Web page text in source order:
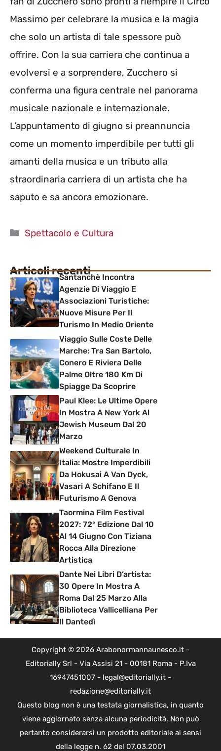
Massimo per celebrare la musica e la magia
che solo un artista di tale spessore può
offrire. Con la sua carriera che continua a
evolversi e a sorprendere, Zucchero si
conferma una figura centrale nel panorama
musicale nazionale e internazionale.
L’appuntamento di giugno si preannuncia
come un momento imperdibile per tutti gli
amanti della musica e un tributo alla
straordinaria carriera di un artista che ha
saputo e sa ancora emozionare.
Categorie
Spettacolo e Cultura
Articoli recentiSantanchè Incontra
Agenzie Di Viaggio E
Associazioni Turistiche:
Nuove Misure Per Il
Turismo In Medio Oriente
Viaggio Sulle Coste Delle
Marche: Tra San Bartolo,
Conero E Riviera Delle
Palme Oltre 180 Km Di
Spiagge Da Scoprire
Paul Klee: Le Ultime Opere
In Mostra A New York Al
Jewish Museum Dal 20
Marzo
Weekend Culturale In
Italia: Mostre Imperdibili
Da Hokusai A Van Dyck,
Vasari A Schifano E Il
Futurismo A Genova
Taormina Film Festival
2027: 72ª Edizione Dal 10
Al 14 Giugno Con Tiziana
Rocca Alla Direzione
Artistica
Dante Nei Libri D’artista:
30 Opere In Mostra A
Roma Dal 25 Marzo Alla
Biblioteca Vallicelliana Per
Il Dantedì
Copyright © 2026 Arabonormannaunesco.it -
Editorially Srl - Via Assisi 21 - 00181 Roma - P.Iva
16947451007 - legal@editorially.it -
redazione@editorially.it
Questo blog non è una testata giornalistica, in quanto
viene aggiornato senza alcuna periodicità. Non può
pertanto considerarsi un prodotto editoriale ai sensi
della legge n. 62 del 07.03.2001